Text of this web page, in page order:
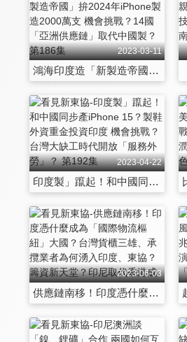
2023-03-11
鴻海印度造「新製造帝國」拚2024年iPhone製造2000萬支 機會挑戰？14國「亞洲供應鏈」取代中國製？ 第186集
2023-04-22
印度製」躥起！和中國同步產iPhone 15？製鞋外資重金投資印度 機會挑戰？台灣大缺工時代開放「服務外勞」？ 第192集
2023-06-03
供應鏈南移！印度憑什麼成為「國際物流樞紐」大國？台灣貨櫃三雄、承攬業者為何湧入印度、東協？籌資新天堂？印尼取代香港成IPO最熱市場 第198集